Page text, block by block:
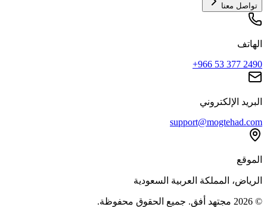
تواصل معنا
الهاتف
+966 53 377 2490
البريد الإلكتروني
support@mogtehad.com
الموقع
الرياض، المملكة العربية السعودية
© 2026 مجتهد أفق. جميع الحقوق محفوظة.